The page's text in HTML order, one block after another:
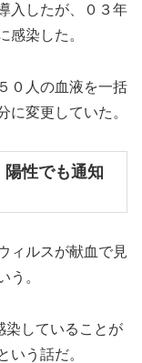
入したが、０３年
感染した。
０人の血液を一括
に変更していた。
性でも通知
ィルスが献血で見
う。
していることが
いう話だ。